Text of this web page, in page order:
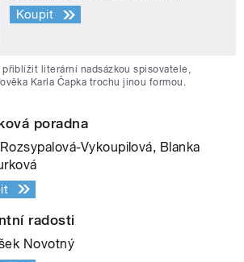
Koupit
literární nadsázkou spisovatele,
Karla Čapka trochu jinou formou.
poradna
Vykoupilová, Blanka
radosti
Novotný